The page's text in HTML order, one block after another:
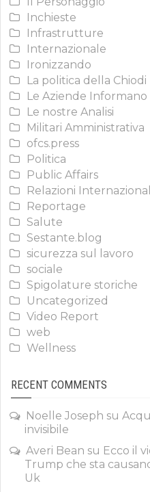
Inchieste
Infrastrutture
Internazionale
Ironizzando
La politica della Chiodi
Le Aziende Informano
Le nostre Analisi
Militari Amministrativa
ofcs.press
Politica
Public Affairs
Relazioni
Reportage
Salute
Sestante.blog
sicurezza sul lavoro
sociale
Spigolature storiche
Uncategorized
Video Report
web
Wellness
RECENT COMMENTS
Noelle Joseph su
invisibile
Averi Bean su Ecco il
Trump che sta
Uk